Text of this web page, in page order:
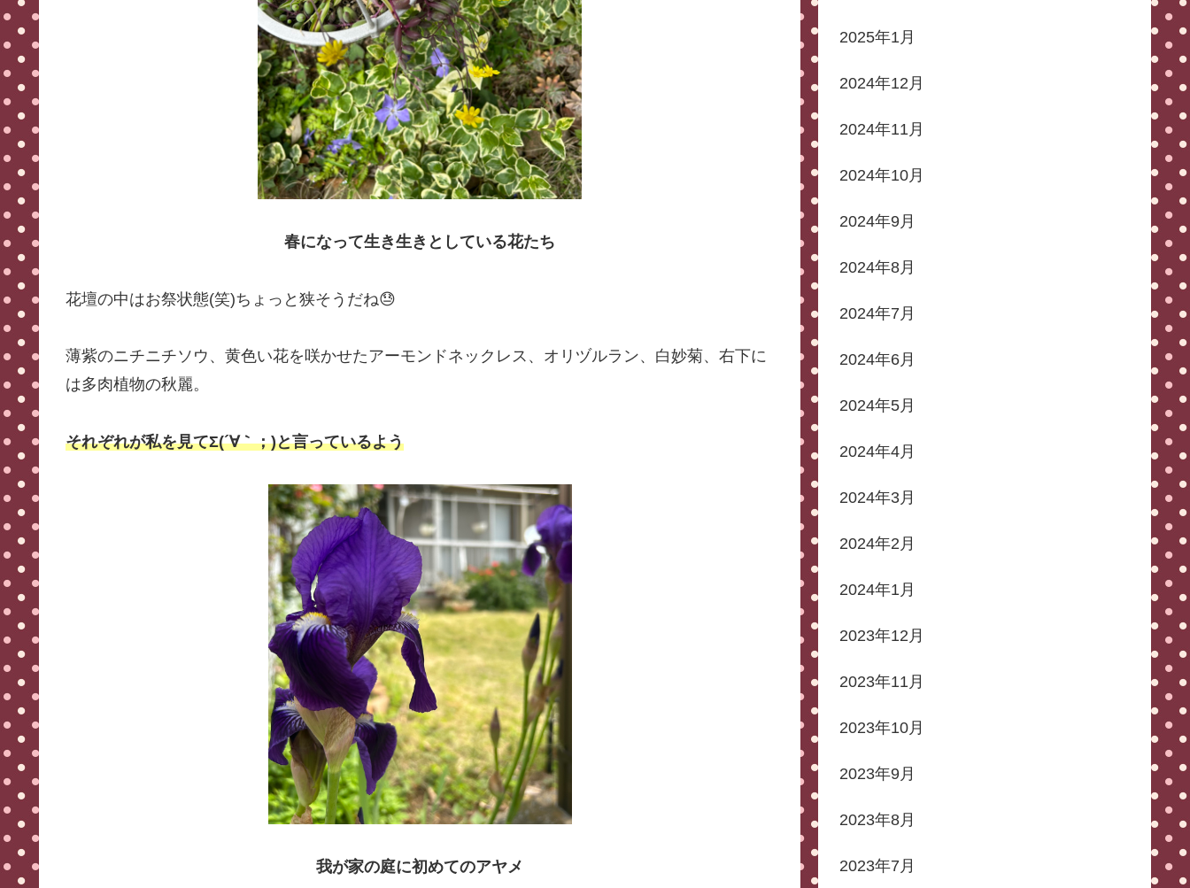
春になって生き生きとしている花たち
花壇の中はお祭状態(笑)ちょっと狭そうだね😓
薄紫のニチニチソウ、黄色い花を咲かせたアーモンドネックレス、オリヅルラン、白妙菊、右下に
は多肉植物の秋麗。
それぞれが私を見てΣ(´∀｀；)と言っているよう
我が家の庭に初めてのアヤメ
2025年1月
2024年12月
2024年11月
2024年10月
2024年9月
2024年8月
2024年7月
2024年6月
2024年5月
2024年4月
2024年3月
2024年2月
2024年1月
2023年12月
2023年11月
2023年10月
2023年9月
2023年8月
2023年7月